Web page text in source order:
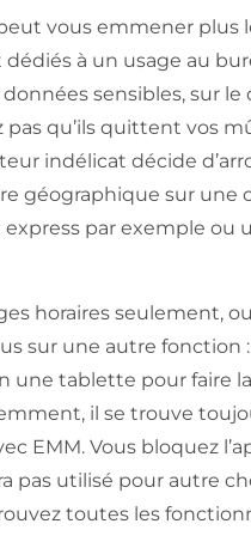
vous emmener plus
à un usage au
sensibles, sur
qu’ils quittent vos
indélicat décide
géographique sur une
par exemple ou
horaires seulement,
sur une autre fonction
une tablette pour faire
il se trouve
EMM. Vous bloquez
pas utilisé pour autre
toutes les